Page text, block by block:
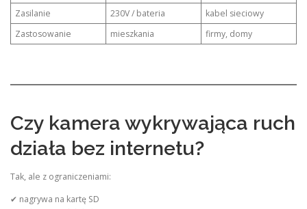
Zasilanie
230V / bateria
kabel sieciowy
Zastosowanie
mieszkania firmy, domy
Czy kamera wykrywająca ruch
działa bez internetu?
Tak, ale z ograniczeniami:
✔ nagrywa na kartę SD